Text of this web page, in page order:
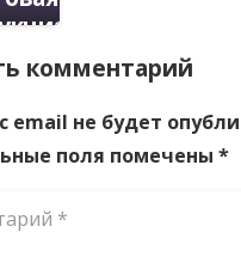
комментарий
email не будет
поля помечены *